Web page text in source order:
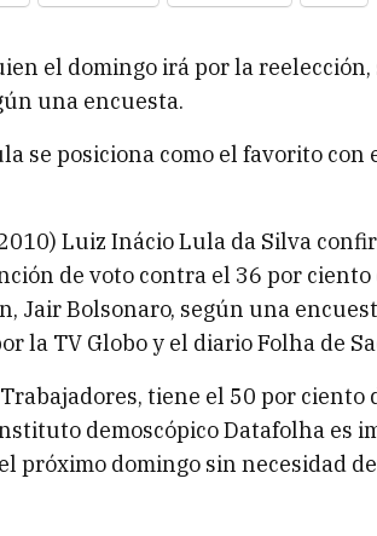
el domingo irá por la
una encuesta.
se posiciona como el favorito con
Luiz Inácio Lula da Silva
de voto contra el 36 por
Jair Bolsonaro, según una
la TV Globo y el diario Folha de
tiene el 50 por ciento
demoscópico Datafolha es
próximo domingo sin necesidad